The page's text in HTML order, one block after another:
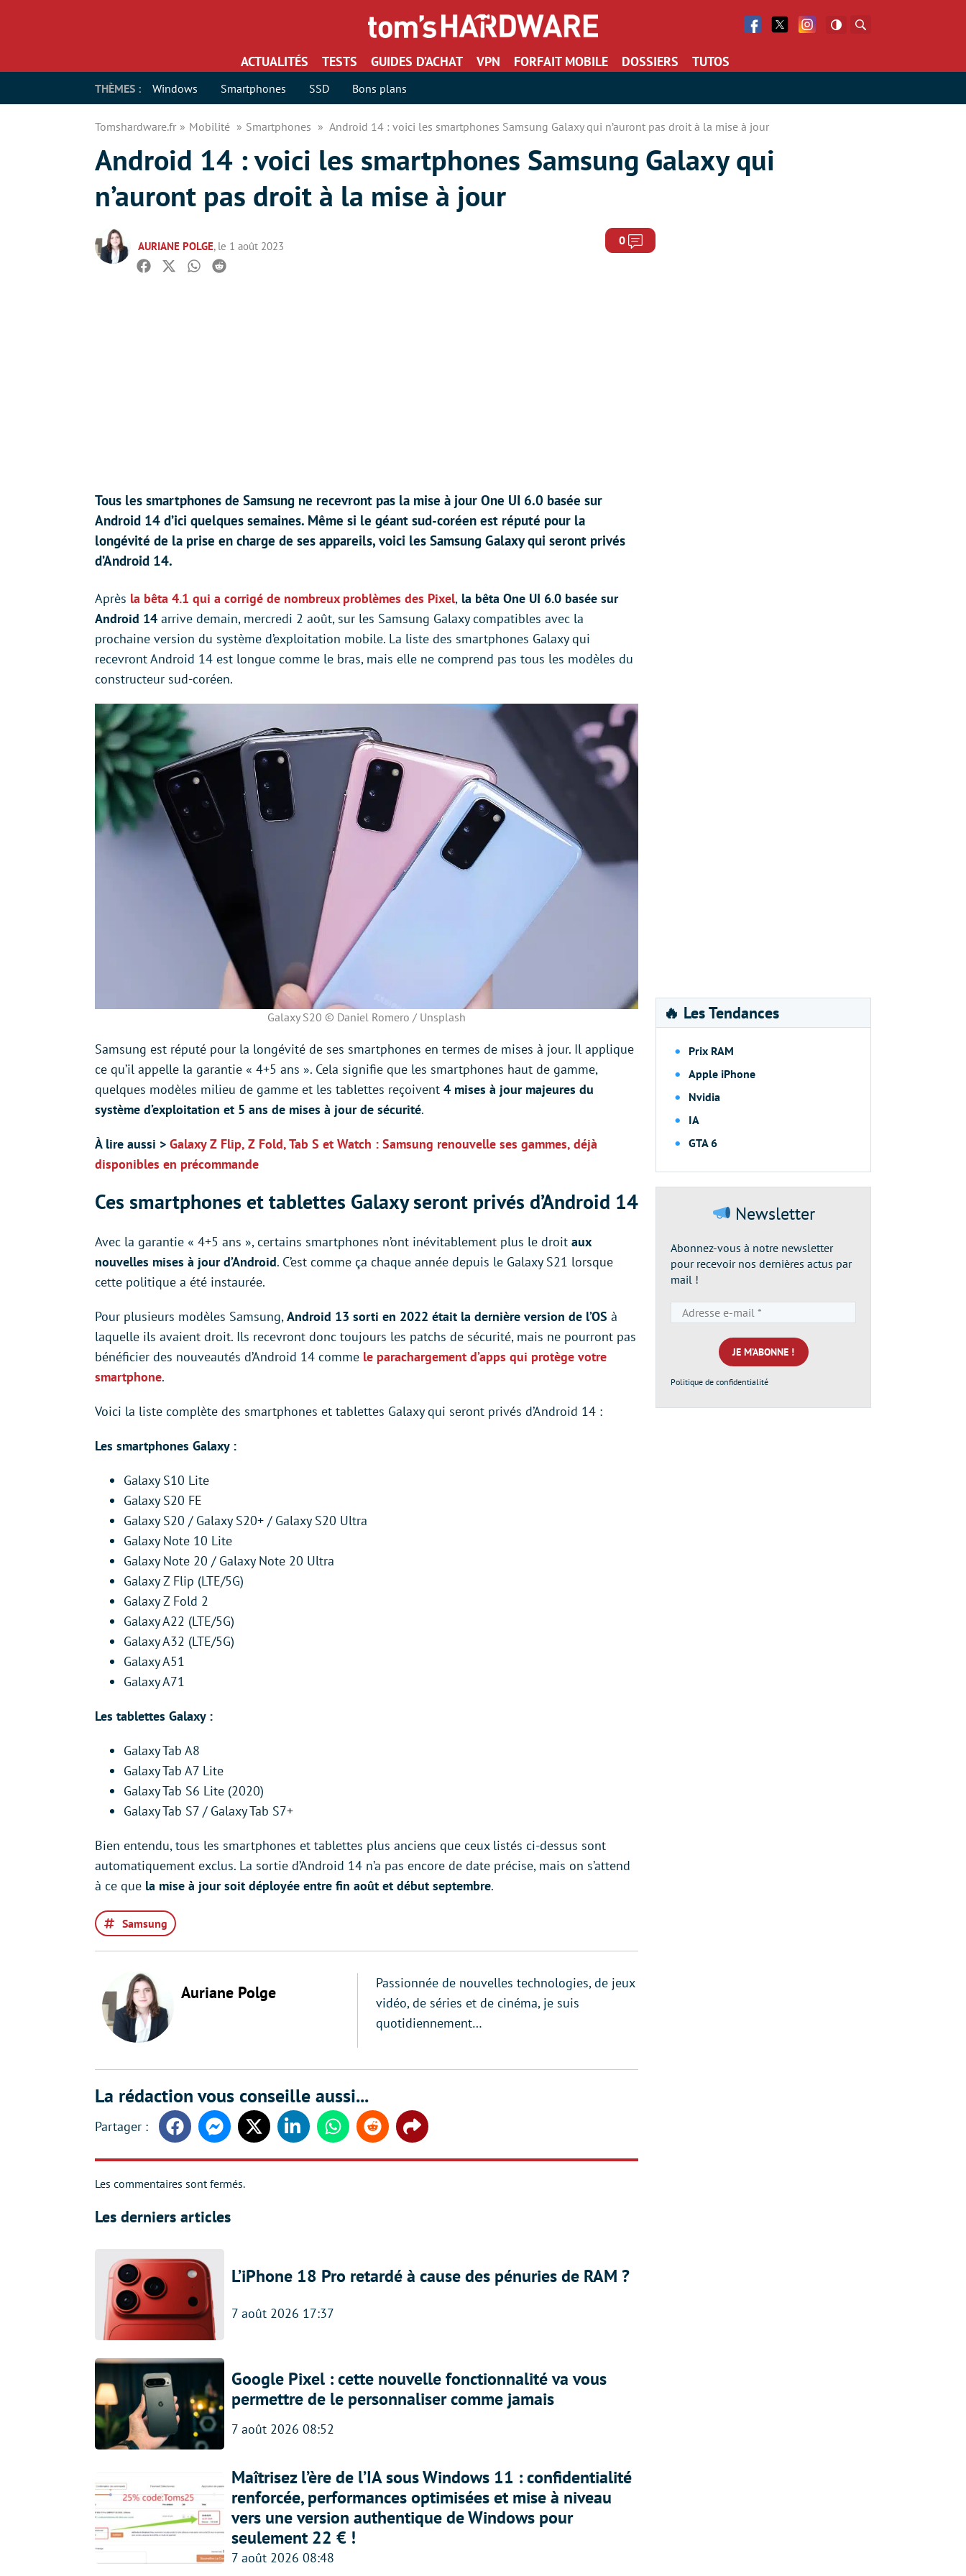
Facebook
Twitter Facebook
ACTUALITÉS TESTS GUIDES D’ACHAT VPN FORFAIT MOBILE DOSSIERS TUTOS
THÈMES : Windows Smartphones SSD Bons plans
Tomshardware.fr Mobilité Smartphones Android 14 : voici les smartphones Samsung Galaxy qui n’auront pas droit à la mise à jour
Android 14 : voici les smartphones Samsung Galaxy qui
n’auront pas droit à la mise à jour
AURIANE POLGE, le 1 août 2023 0 Commentaires
Facebook
TwitterWhatsapp
Reddit
Tous les smartphones de Samsung ne recevront pas la mise à jour One UI 6.0 basée sur
Android 14 d’ici quelques semaines. Même si le géant sud-coréen est réputé pour la
longévité de la prise en charge de ses appareils, voici les Samsung Galaxy qui seront privés
d’Android 14.
Après la bêta 4.1 qui a corrigé de nombreux problèmes des Pixel, la bêta One UI 6.0 basée sur
Android 14 arrive demain, mercredi 2 août, sur les Samsung Galaxy compatibles avec la
prochaine version du système d’exploitation mobile. La liste des smartphones Galaxy qui
recevront Android 14 est longue comme le bras, mais elle ne comprend pas tous les modèles du
constructeur sud-coréen.
Galaxy S20 © Daniel Romero / Unsplash
Samsung est réputé pour la longévité de ses smartphones en termes de mises à jour. Il applique
ce qu’il appelle la garantie « 4+5 ans ». Cela signifie que les smartphones haut de gamme,
quelques modèles milieu de gamme et les tablettes reçoivent 4 mises à jour majeures du
système d’exploitation et 5 ans de mises à jour de sécurité.
À lire aussi > Galaxy Z Flip, Z Fold, Tab S et Watch : Samsung renouvelle ses gammes, déjà
disponibles en précommande
Ces smartphones et tablettes Galaxy seront privés d’Android 14
Avec la garantie « 4+5 ans », certains smartphones n’ont inévitablement plus le droit aux
nouvelles mises à jour d’Android. C’est comme ça chaque année depuis le Galaxy S21 lorsque
cette politique a été instaurée.
Pour plusieurs modèles Samsung,Android 13 sorti en 2022 était la dernière version de l’OS à
laquelle ils avaient droit. Ils recevront donc toujours les patchs de sécurité, mais ne pourront pas
bénéficier des nouveautés d’Android 14 comme le parachargement d’apps qui protège votre
smartphone.
Voici la liste complète des smartphones et tablettes Galaxy qui seront privés d’Android 14 :
Les smartphones Galaxy :
Galaxy S10 Lite
Galaxy S20 FE
Galaxy S20 / Galaxy S20+ / Galaxy S20 Ultra
Galaxy Note 10 Lite
Galaxy Note 20 / Galaxy Note 20 Ultra
Galaxy Z Flip (LTE/5G)
Galaxy Z Fold 2
Galaxy A22 (LTE/5G)
Galaxy A32 (LTE/5G)
Galaxy A51
Galaxy A71
Les tablettes Galaxy :
Galaxy Tab A8
Galaxy Tab A7 Lite
Galaxy Tab S6 Lite (2020)
Galaxy Tab S7 / Galaxy Tab S7+
Bien entendu, tous les smartphones et tablettes plus anciens que ceux listés ci-dessus sont
automatiquement exclus. La sortie d’Android 14 n’a pas encore de date précise, mais on s’attend
à ce que la mise à jour soit déployée entre fin août et début septembre.
Samsung
Auriane Polge
Passionnée de nouvelles technologies, de jeux
vidéo, de séries et de cinéma, je suis
quotidiennement…
La rédaction vous conseille aussi...
FacebookMessengerTwitter LinkedinWhatsappReddit Share
Les commentaires sont fermés.
Les derniers articles
L’iPhone 18 Pro retardé à cause des pénuries de RAM ?
7 août 2026 17:37
Google Pixel : cette nouvelle fonctionnalité va vous
permettre de le personnaliser comme jamais
7 août 2026 08:52
Maîtrisez l’ère de l’IA sous Windows 11 : confidentialité
renforcée, performances optimisées et mise à niveau
vers une version authentique de Windows pour
seulement 22 € !
7 août 2026 08:48
🔥 Les Tendances
Prix RAM
Apple iPhone
Nvidia
IA
GTA 6
Newsletter
Abonnez-vous à notre newsletter
pour recevoir nos dernières actus par
mail !
e-
mail
*
Politique de confidentialité